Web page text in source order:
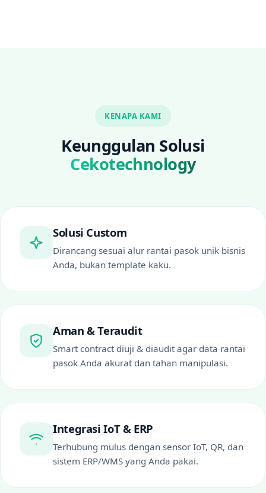
KENAPA KAMI
Keunggulan Solusi
Cekotechnology
Solusi Custom
Dirancang sesuai alur rantai pasok unik bisnis
Anda, bukan template kaku.
Aman & Teraudit
Smart contract diuji & diaudit agar data rantai
pasok Anda akurat dan tahan manipulasi.
Integrasi IoT & ERP
Terhubung mulus dengan sensor IoT, QR, dan
sistem ERP/WMS yang Anda pakai.